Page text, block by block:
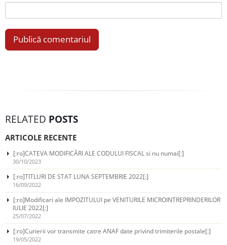
RELATED POSTS
ARTICOLE RECENTE
[:ro]CATEVA MODIFICĂRI ALE CODULUI FISCAL si nu numai[:]
30/10/2023
[:ro]TITLURI DE STAT LUNA SEPTEMBRIE 2022[:]
16/09/2022
[:ro]Modificari ale IMPOZITULUI pe VENITURILE MICROINTREPRINDERILOR
IULIE 2022[:]
25/07/2022
[:ro]Curierii vor transmite catre ANAF date privind trimiterile postale[:]
19/05/2022